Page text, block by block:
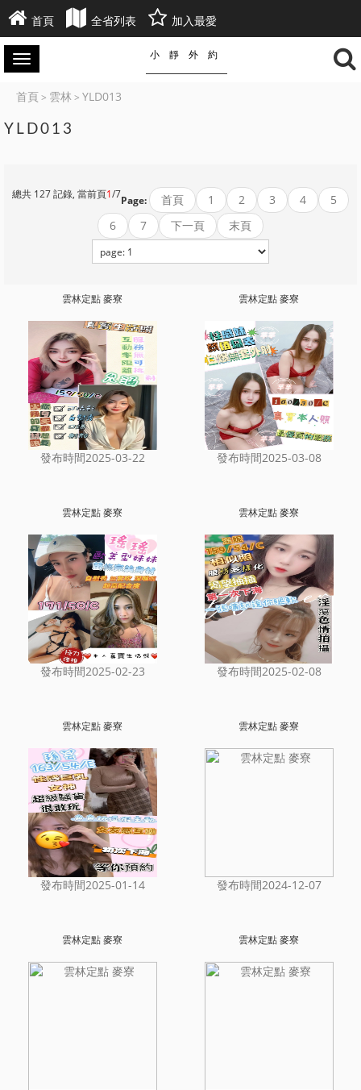
首頁 全省列表 加入最愛
小靜外約
首頁> 雲林> YLD013
YLD013
Page:
總共 127 記錄, 當前頁1/7 首頁 1 2 3 4
5
6
7 下一頁 末頁
雲林定點 麥寮
發布時間2025-03-22
雲林定點 麥寮
發布時間2025-03-08
雲林定點 麥寮
發布時間2025-02-23
雲林定點 麥寮
發布時間2025-02-08
雲林定點 麥寮
發布時間2025-01-14
雲林定點 麥寮
發布時間2024-12-07
雲林定點 麥寮 雲林定點 麥寮